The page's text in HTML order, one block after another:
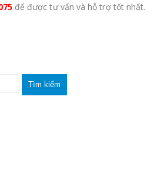
để được tư vấn và hỗ trợ tốt nhất.
Tìm kiếm